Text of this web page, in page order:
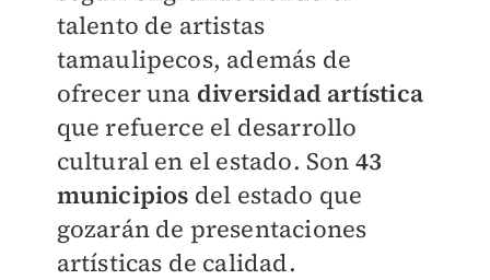
talento de artistas
tamaulipecos, además de
ofrecer una diversidad artística
que refuerce el desarrollo
cultural en el estado. Son 43
municipios del estado que
gozarán de presentaciones
artísticas de calidad.